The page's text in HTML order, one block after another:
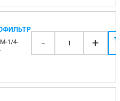
1/4-
- 1 +